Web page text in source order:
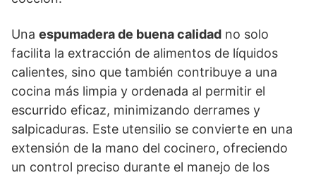
Una espumadera de buena calidad no solo
facilita la extracción de alimentos de líquidos
calientes, sino que también contribuye a una
cocina más limpia y ordenada al permitir el
escurrido eficaz, minimizando derrames y
salpicaduras. Este utensilio se convierte en una
extensión de la mano del cocinero, ofreciendo
un control preciso durante el manejo de los